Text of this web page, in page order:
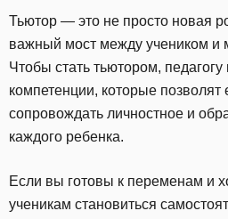
Тьютор — это не просто новая
важный мост между учеником и
Чтобы стать тьютором,
компетенции, которые
сопровождать личностное и
каждого ребенка.
Если вы готовы к переменам и
ученикам становиться